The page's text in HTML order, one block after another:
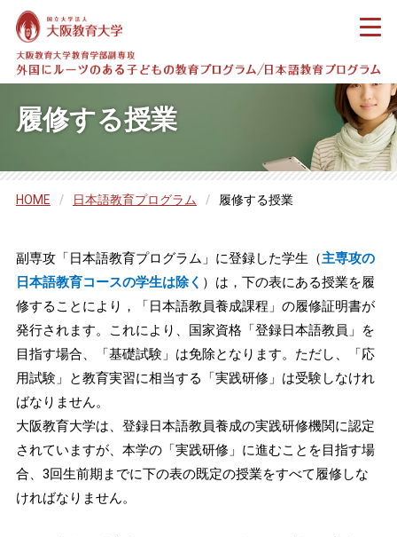
履修する授業
HOME / 日本語教育プログラム / 履修する授業
副専攻「日本語教育プログラム」に登録した学生（主専攻の
日本語教育コースの学生は除く ）は，下の表にある授業を履
修することにより，「日本語教員養成課程」の履修証明書が
発行されます。これにより、国家資格「登録日本語教員」を
目指す場合、「基礎試験」は免除となります。ただし、「応
用試験」と教育実習に相当する「実践研修」は受験しなけれ
ばなりません。
大阪教育大学は、登録日本語教員養成の実践研修機関に認定
されていますが、本学の「実践研修」に進むことを目指す場
合、3回生前期までに下の表の既定の授業をすべて履修しな
ければなりません。